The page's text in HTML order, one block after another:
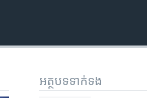
អត្ថបទ​ទាក់ទង